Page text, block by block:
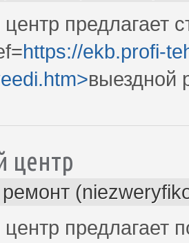
предлагает
https://ekb.profi-
выездной
центр
предлагает